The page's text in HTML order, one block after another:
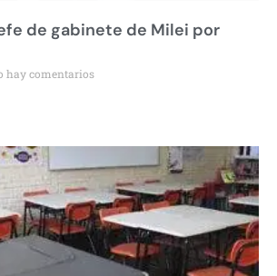
de gabinete de Milei por
hay comentarios